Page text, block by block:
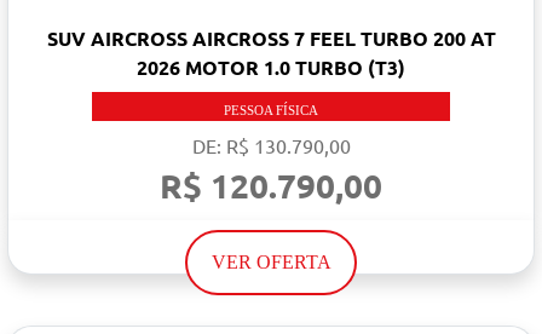
SUV AIRCROSS AIRCROSS 7 FEEL TURBO 200 AT
2026 MOTOR 1.0 TURBO (T3)
PESSOA FÍSICA
DE: R$ 130.790,00
R$ 120.790,00
VER OFERTA